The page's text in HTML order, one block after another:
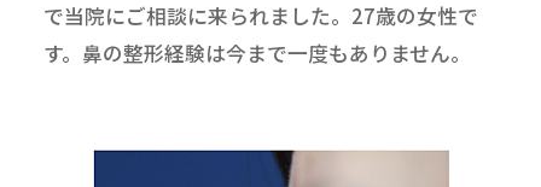
で当院にご相談に来られました。27歳の女性で
す。鼻の整形経験は今まで一度もありません。